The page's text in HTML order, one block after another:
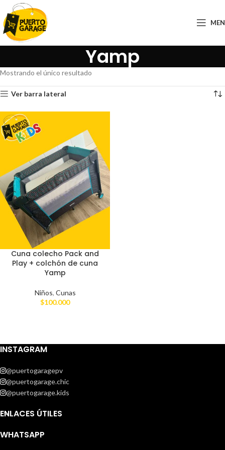
Yamp
Mostrando el único resultado
Ver barra lateral
Cuna colecho Pack and
Play + colchón de cuna
Yamp
Niños, Cunas
$100.000
INSTAGRAM
@puertogaragepv
@puertogarage.chic
@puertogarage.kids
ENLACES ÚTILES
WHATSAPP